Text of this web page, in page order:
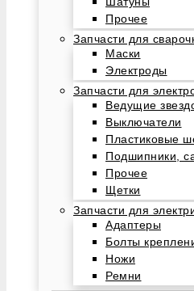
Прочее
Запчасти для
Маски
Электроды
Запчасти для
Ведущие
Выключатели
Пластиковые
Подшипники,
Прочее
Щетки
Запчасти для
Адаптеры
Болты
Ножи
Ремни